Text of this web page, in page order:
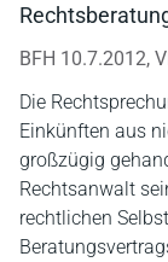
BFH 10.7.2012,
Die
Einkünften aus
großzügig
Rechtsanwalt
rechtlichen